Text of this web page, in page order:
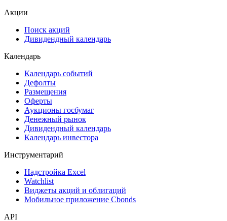
Акции
Поиск акций
Дивидендный календарь
Календарь
Календарь событий
Дефолты
Размещения
Оферты
Аукционы госбумаг
Денежный рынок
Дивидендный календарь
Календарь инвестора
Инструментарий
Надстройка Excel
Watchlist
Виджеты акций и облигаций
Мобильное приложение Cbonds
API